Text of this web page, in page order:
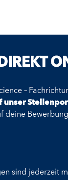
–
unser
deine
sind jederzeit